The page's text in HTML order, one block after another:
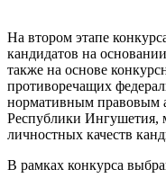
На втором этапе
кандидатов на
также на основе
противоречащих
нормативным правовым
Республики Ингушетия,
личностных качеств
В рамках конкурса